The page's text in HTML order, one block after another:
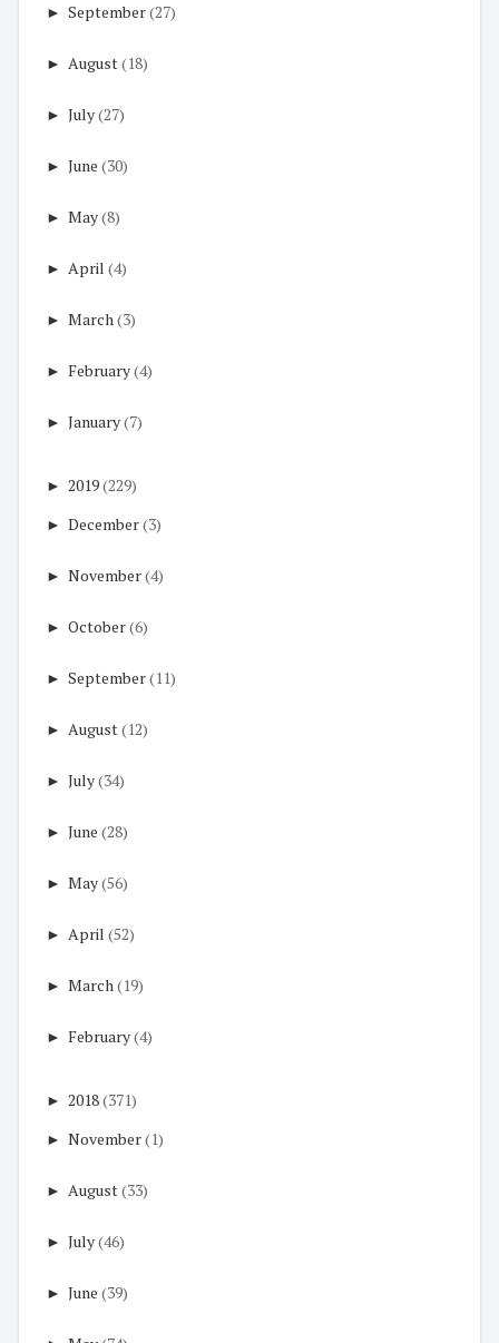
► September(27)
► August(18)
► July(27)
► June (30)
► May(8)
► April (4)
► March(3)
► February(4)
► January(7)
► 2019(229)
► December(3)
► November(4)
► October(6)
► September(11)
► August(12)
► July(34)
► June (28)
► May(56)
► April (52)
► March(19)
► February(4)
► 2018(371)
► November(1)
► August(33)
► July(46)
► June (39)